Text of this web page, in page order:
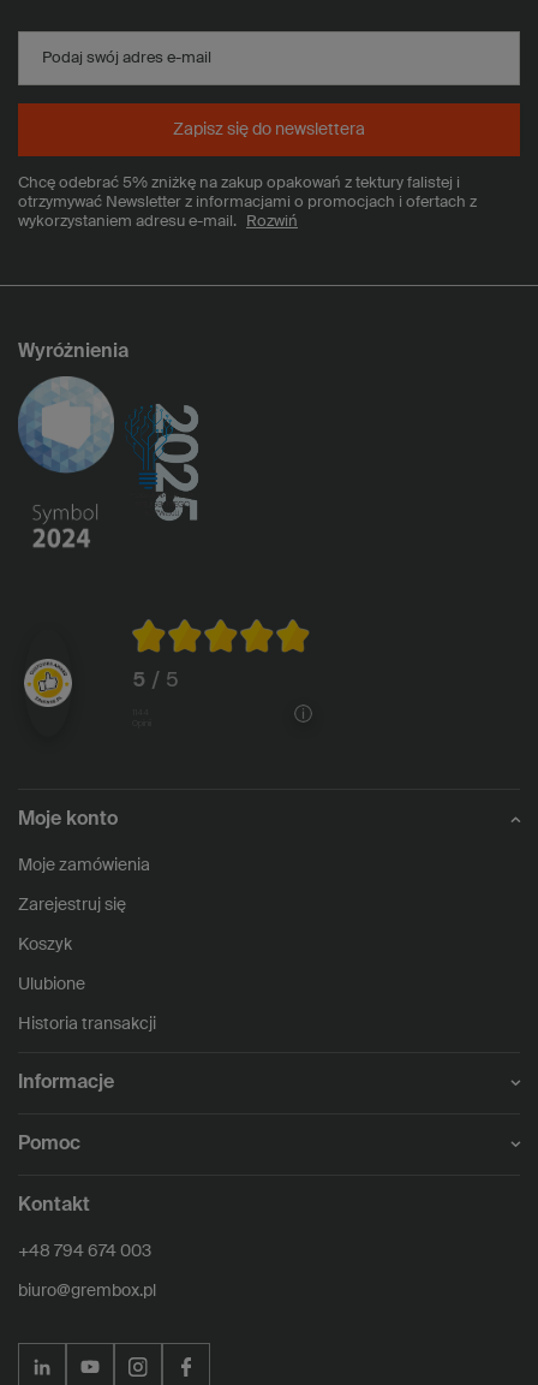
Podaj swój adres e-mail
Chcę odebrać 5% zniżkę na zakup opakowań z tektury falistej i
otrzymywać Newsletter z informacjami o promocjach i ofertach z
wykorzystaniem adresu e-mail.
Rozwiń
Zapisz się do newslettera
Wyróżnienia
5 / 5
Moje konto
Moje zamówienia
Zarejestruj się
Koszyk
Ulubione
Historia transakcji
Informacje
Pomoc
Kontakt
+48 794 674 003
biuro@grembox.pl